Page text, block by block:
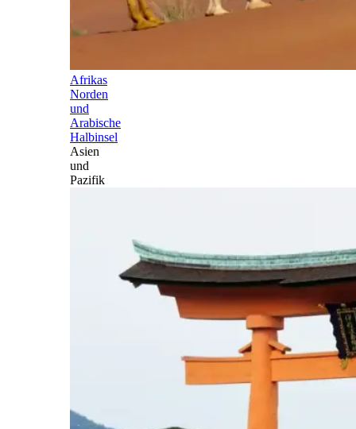
Afrikas
Norden
und
Arabische
Halbinsel
Asien
und
Pazifik